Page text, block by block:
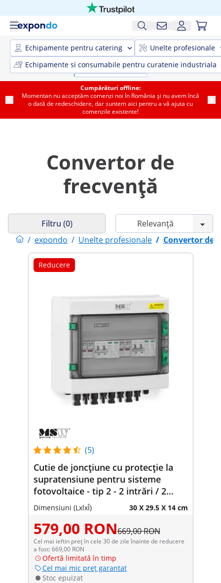
Echipamente pentru catering
Unelte profesionale
Echipamente si consumabile pentru curatenie industriala
Cumpărături offline:
Momentan nu acceptăm comenzi noi în România și nu avem încă
o dată de redeschidere, dar suntem aici pentru a vă ajuta cu
comenzile existente!
Convertor de
frecvență
/ expondo / Unelte profesionale / Convertor de
Filtru (0)
Reducere
(5)
Cutie de joncțiune cu protecție la
supratensiune pentru sisteme
fotovoltaice - tip 2 - 2 intrări / 2
ieșiri - 600 V - IP65
Dimensiuni (LxlxÎ) 30 X 29.5 X 14 cm
579,00 RON669,00 RON
Cel mai ieftin preț în cele 30 de zile înainte de reducere
a fost: 669,00 RON
Ofertă limitată în timp
Cel mai mic preț garantat
Stoc epuizat